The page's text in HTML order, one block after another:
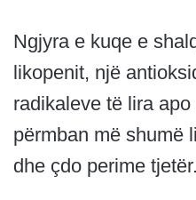
Ngjyra e kuqe e
likopenit, një
radikaleve të lira
përmban më shumë
dhe çdo perime tjetër.